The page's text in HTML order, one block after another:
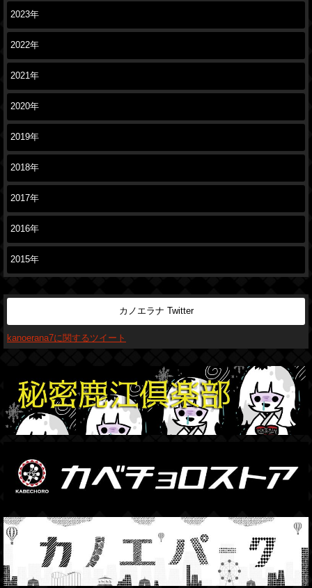
2023年
2022年
2021年
2020年
2019年
2018年
2017年
2016年
2015年
カノエラナ Twitter
kanoerana7に関するツイート